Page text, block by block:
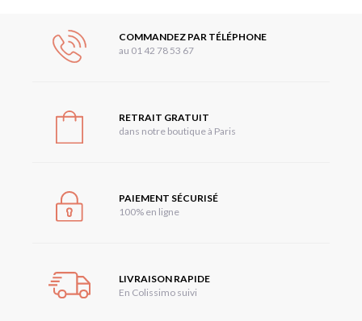
COMMANDEZ PAR TÉLÉPHONE
au 01 42 78 53 67
RETRAIT GRATUIT
dans notre boutique à Paris
PAIEMENT SÉCURISÉ
100% en ligne
LIVRAISON RAPIDE
En Colissimo suivi